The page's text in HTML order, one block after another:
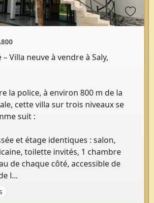
Villa neuve à vendre à Saly,
la police, à environ 800 m de la
cette villa sur trois niveaux se
suit :
et étage identiques : salon,
toilette invités, 1 chambre
de chaque côté, accessible de
l...